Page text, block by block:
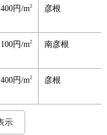
円/m2 彦根
円/m2 南彦根
円/m2 彦根
円/m
円/m
円/m
円/m
円/m
円/m
円/m
円/m
円/m
円/m
円/m
示